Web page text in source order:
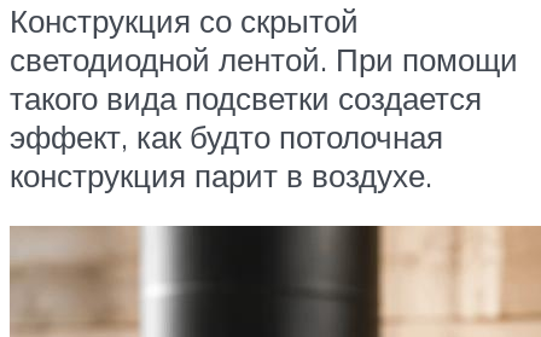
Конструкция со скрытой
светодиодной лентой. При помощи
такого вида подсветки создается
эффект, как будто потолочная
конструкция парит в воздухе.